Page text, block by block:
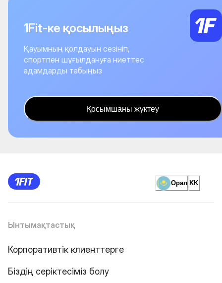
1Fit-ке қосылыңыз
Қауымның қолдауын сезініп,
спортпен шұғылдануға ниеттес
адамдарды табыңыз
Қосымшаны жүктеу
Орал KK
Ынтымақтастық
Корпоративтік клиенттерге
Біздің серіктесіміз болу